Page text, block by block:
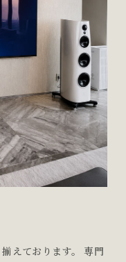
えております。 専門